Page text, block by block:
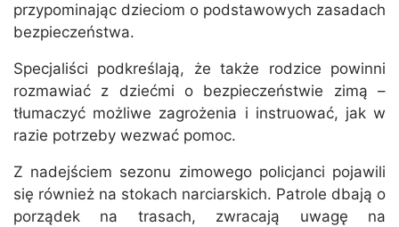
przypominając dzieciom o podstawowych zasadach
bezpieczeństwa.
Specjaliści podkreślają, że także rodzice powinni
rozmawiać z dziećmi o bezpieczeństwie zimą –
tłumaczyć możliwe zagrożenia i instruować, jak w
razie potrzeby wezwać pomoc.
Z nadejściem sezonu zimowego policjanci pojawili
się również na stokach narciarskich. Patrole dbają o
porządek na trasach, zwracają uwagę na